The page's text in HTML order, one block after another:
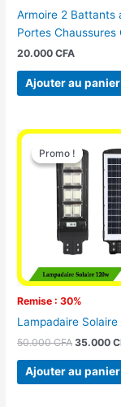
Armoire 2 Battants
Portes Chaussures
20.000CFA
Ajouter au panier
Promo !
Remise : 30%
Promo !
Lampadaire Solaire
50.000CFA
Le
prix
initial
était :
50.000
35.000
Ajouter au panier